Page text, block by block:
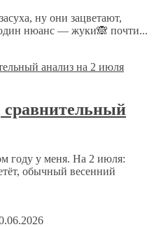
ну они зацветают,
нюанс — жуки🙈 почти...
году у меня. На 2 июля:
обычный весенний